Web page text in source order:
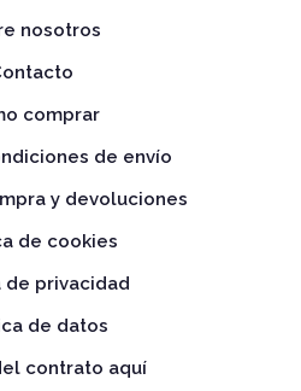
nosotros
comprar
de envío
y devoluciones
de cookies
de privacidad
de datos
contrato aquí